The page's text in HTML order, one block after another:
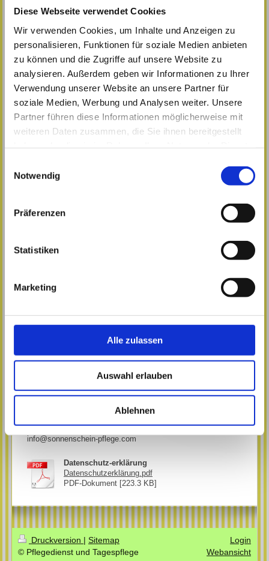
Diese Webseite verwendet Cookies
Wir verwenden Cookies, um Inhalte und Anzeigen zu
personalisieren, Funktionen für soziale Medien anbieten
zu können und die Zugriffe auf unsere Website zu
analysieren. Außerdem geben wir Informationen zu Ihrer
Verwendung unserer Website an unsere Partner für
soziale Medien, Werbung und Analysen weiter. Unsere
Partner führen diese Informationen möglicherweise mit
weiteren Daten zusammen, die Sie ihnen bereitgestellt
Notwendig
Präferenzen
Statistiken
Marketing
Alle zulassen
Auswahl erlauben
Ablehnen
Tagespflege
Pflegeberatung
Informationen zur Pflege
Über uns
Unser Team
Mitarbeit
Aktuelles
Kooperationspartner
Kontakt
Anfahrt
Teilen
71543 Wüstenrot
info@sonnenschein-pflege.com
Datenschutz-erklärung
Datenschutzerklärung.pdf
PDF-Dokument [223.3 KB]
Druckversion | Sitemap
© Pflegedienst und Tagespflege
Login
Webansicht